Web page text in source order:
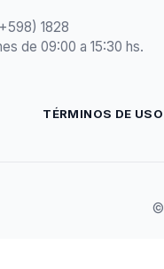
1828
de 09:00 a 15:30 hs.
TÉRMINOS DE USO
©